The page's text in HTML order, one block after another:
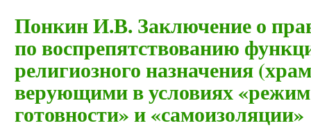
Понкин И.В. Заключение о
по воспрепятствованию
религиозного назначения
верующими в условиях
готовности» и «самоизоляции»